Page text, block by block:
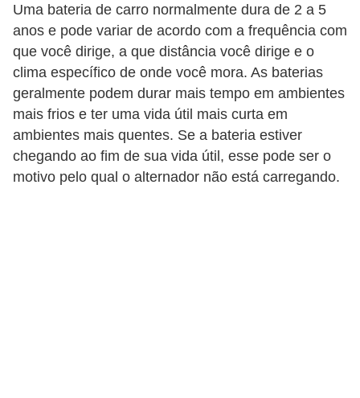
Uma bateria de carro normalmente dura de 2 a 5
anos e pode variar de acordo com a frequência com
que você dirige, a que distância você dirige e o
clima específico de onde você mora. As baterias
geralmente podem durar mais tempo em ambientes
mais frios e ter uma vida útil mais curta em
ambientes mais quentes. Se a bateria estiver
chegando ao fim de sua vida útil, esse pode ser o
motivo pelo qual o alternador não está carregando.